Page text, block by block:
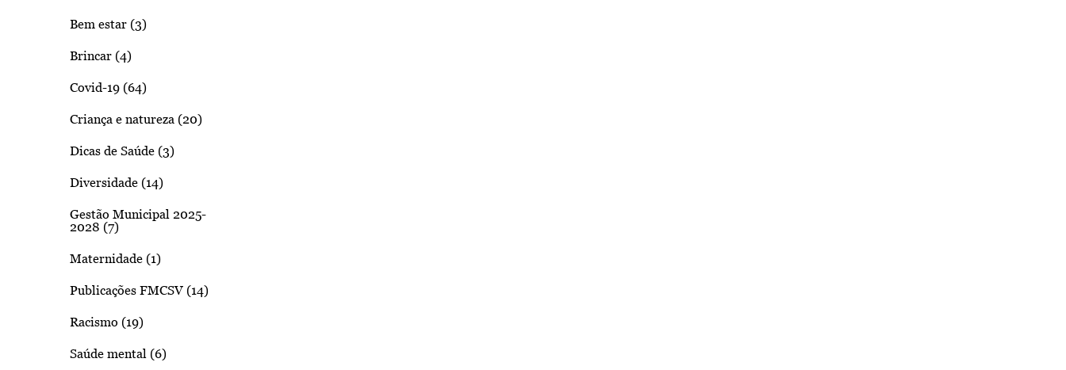
Bem estar (3)
Brincar (4)
Covid-19 (64)
Criança e natureza (20)
Dicas de Saúde (3)
Diversidade (14)
Gestão Municipal 2025-
2028 (7)
Maternidade (1)
Publicações FMCSV (14)
Racismo (19)
Saúde mental (6)